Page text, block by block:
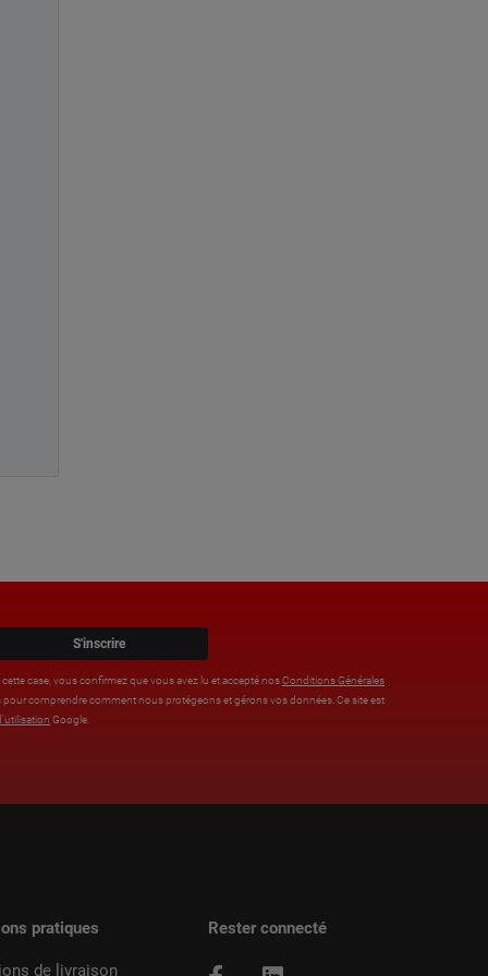
S'inscrire
case, vous confirmez que vous avez lu et accepté nosConditions Générales
pour comprendre comment nous protégeons et gérons vos données. Ce site est
Google.
pratiques
de livraison
Rester connecté